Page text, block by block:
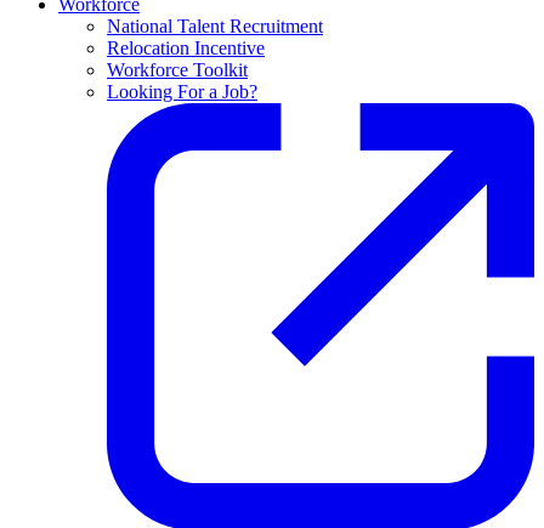
Workforce
National Talent Recruitment
Relocation Incentive
Workforce Toolkit
Looking For a Job?